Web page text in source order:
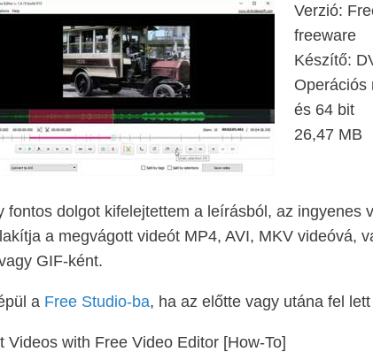
Verzió:
freeware
Készítő:
Operációs
és 64 bit
26,47 MB
fontos dolgot kifelejtettem a leírásból, az ingyenes
a megvágott videót MP4, AVI, MKV videóvá,
GIF-ként.
a Free Studio-ba, ha az előtte vagy utána fel
Videos with Free Video Editor [How-To]